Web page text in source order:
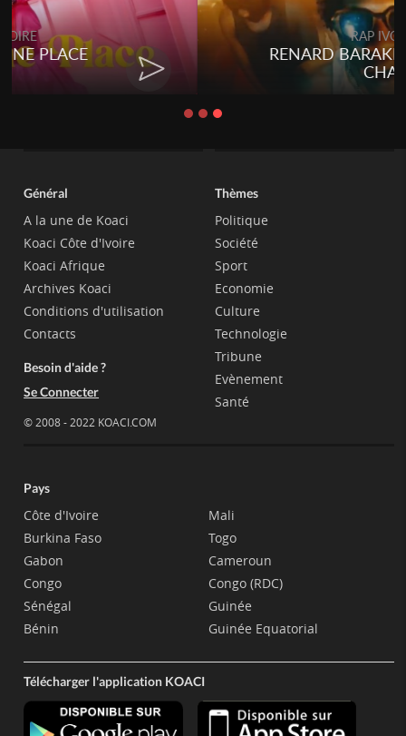
RAP IVOIRE
RENARD BARAKISSA - DOS DE
CHAT
Général
A la une de Koaci
Koaci Côte d'Ivoire
Koaci Afrique
Archives Koaci
Conditions d'utilisation
Contacts
Besoin d'aide ?
Se Connecter
© 2008 - 2022 KOACI.COM
Thèmes
Politique
Société
Sport
Economie
Culture
Technologie
Tribune
Evènement
Santé
Pays
Côte d'Ivoire
Burkina Faso
Gabon
Congo
Sénégal
Bénin
Mali
Togo
Cameroun
Congo (RDC)
Guinée
Guinée Equatorial
Télécharger l'application KOACI